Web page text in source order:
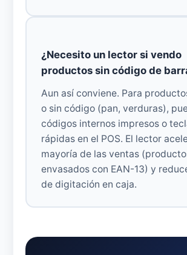
¿Necesito un lector si vendo
productos sin código de
Aun así conviene. Para
o sin código (pan, verduras),
códigos internos impresos o
rápidas en el POS. El lector
mayoría de las ventas
envasados con EAN-13) y
de digitación en caja.